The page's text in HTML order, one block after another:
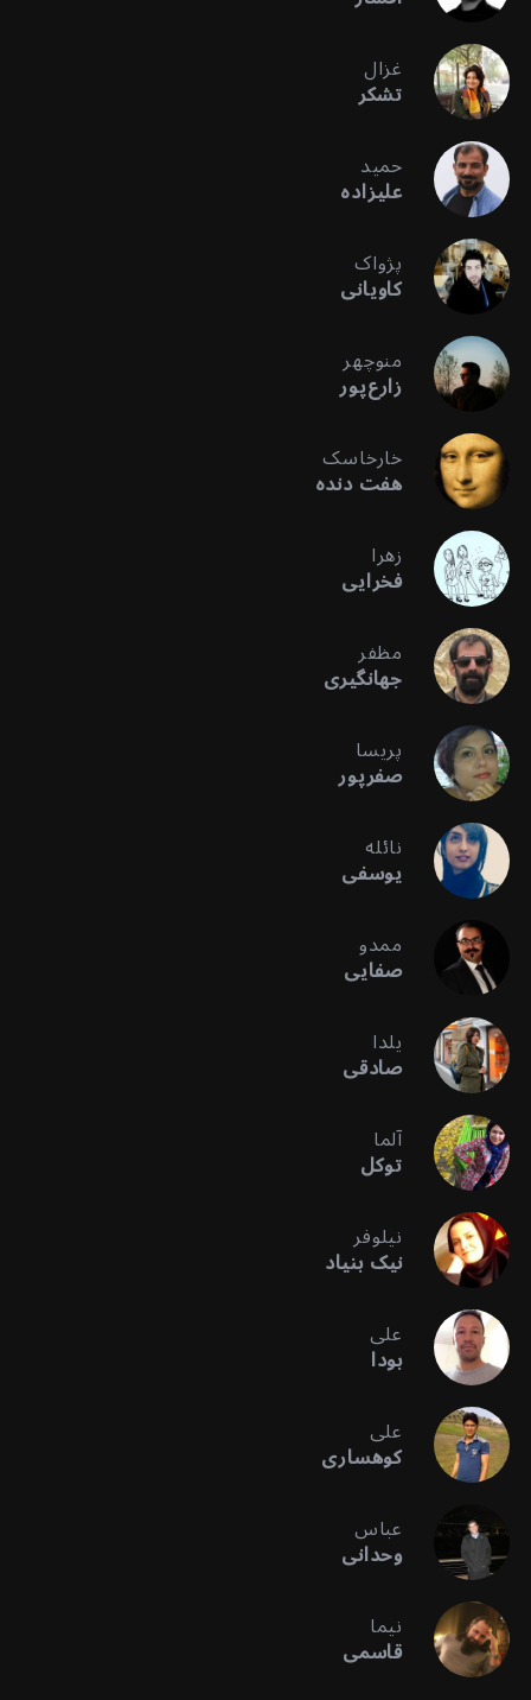
غزال
تشکر
حمید
علیزاده
پژواک
کاویانی
منوچهر
زارع‌پور
خارخاسک
هفت دنده
زهرا
فخرایی
مظفر
جهانگیری
پریسا
صفرپور
نائله
یوسفی
ممدو
صفایی
یلدا
صادقی
آلما
توکل
نیلوفر
نیک بنیاد
علی
بودا
علی
کوهساری
عباس
وحدانی
نیما
قاسمی